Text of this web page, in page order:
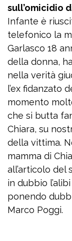
sull’omicidio
Infante è
telefonico la
Garlasco 18
della donna,
nella verità
l’ex fidanzato
momento
che si butta
Chiara, su
della vittima.
mamma di
all’articolo del
in dubbio
ponendo
Marco Poggi.